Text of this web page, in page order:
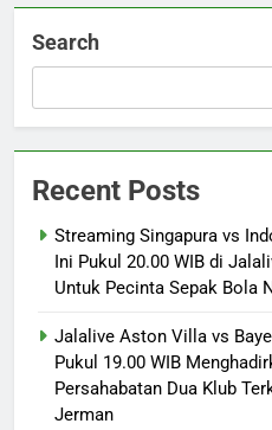
Search
Recent Posts
Streaming Singapura vs
Ini Pukul 20.00 WIB di
Untuk Pecinta Sepak Bola
Jalalive Aston Villa vs
Pukul 19.00 WIB
Persahabatan Dua Klub
Jerman